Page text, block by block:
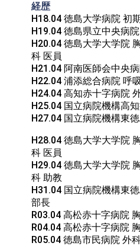
経歴
H18.04 徳島大学病院 初
H19.04 徳島県立中央病
H20.04 徳島大学大学院
科 医員
H21.04 阿南医師会中央
H22.04 浦添総合病院 呼
H24.04 高知赤十字病院
H25.04 国立病院機構高
H27.04 国立病院機構東
H28.04 徳島大学大学院
科 医員
H29.04 徳島大学大学院
科 助教
H31.04 国立病院機構東
部長
R03.04 高松赤十字病院
R04.04 高松赤十字病院
R05.04 徳島市民病院 外